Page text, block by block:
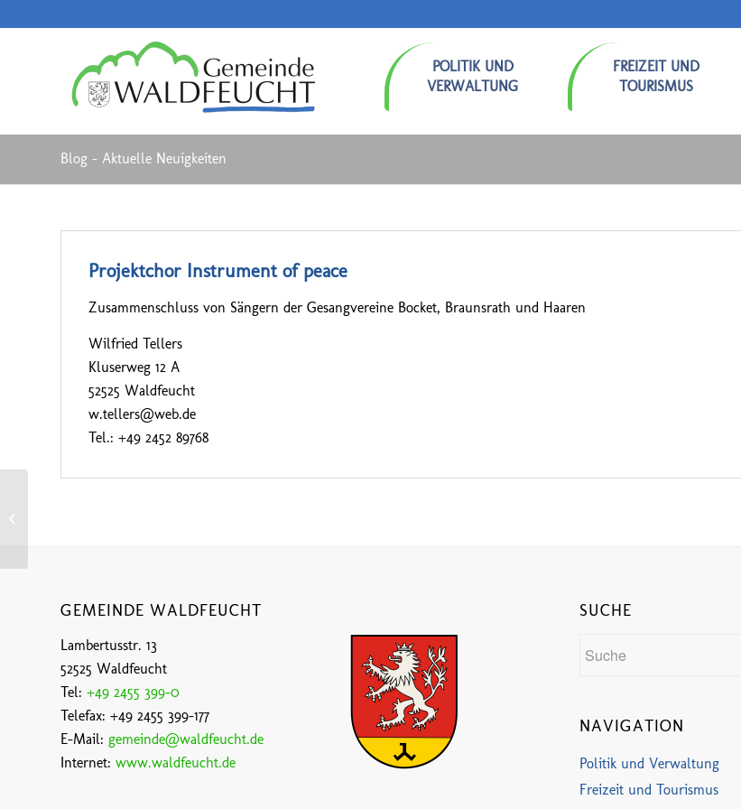
POLITIK UND
VERWALTUNG
FREIZEIT UND
TOURISMUS
Blog - Aktuelle Neuigkeiten
Projektchor Instrument of peace
Zusammenschluss von Sängern der Gesangvereine Bocket, Braunsrath und Haaren
Wilfried Tellers
Kluserweg 12 A
52525 Waldfeucht
w.tellers@web.de
Tel.: +49 2452 89768
GEMEINDE WALDFEUCHT
Lambertusstr. 13
52525 Waldfeucht
Tel: +49 2455 399-0
Telefax: +49 2455 399-177
E-Mail: gemeinde@waldfeucht.de
Internet: www.waldfeucht.de
SUCHE
NAVIGATION
Politik und Verwaltung
Freizeit und Tourismus